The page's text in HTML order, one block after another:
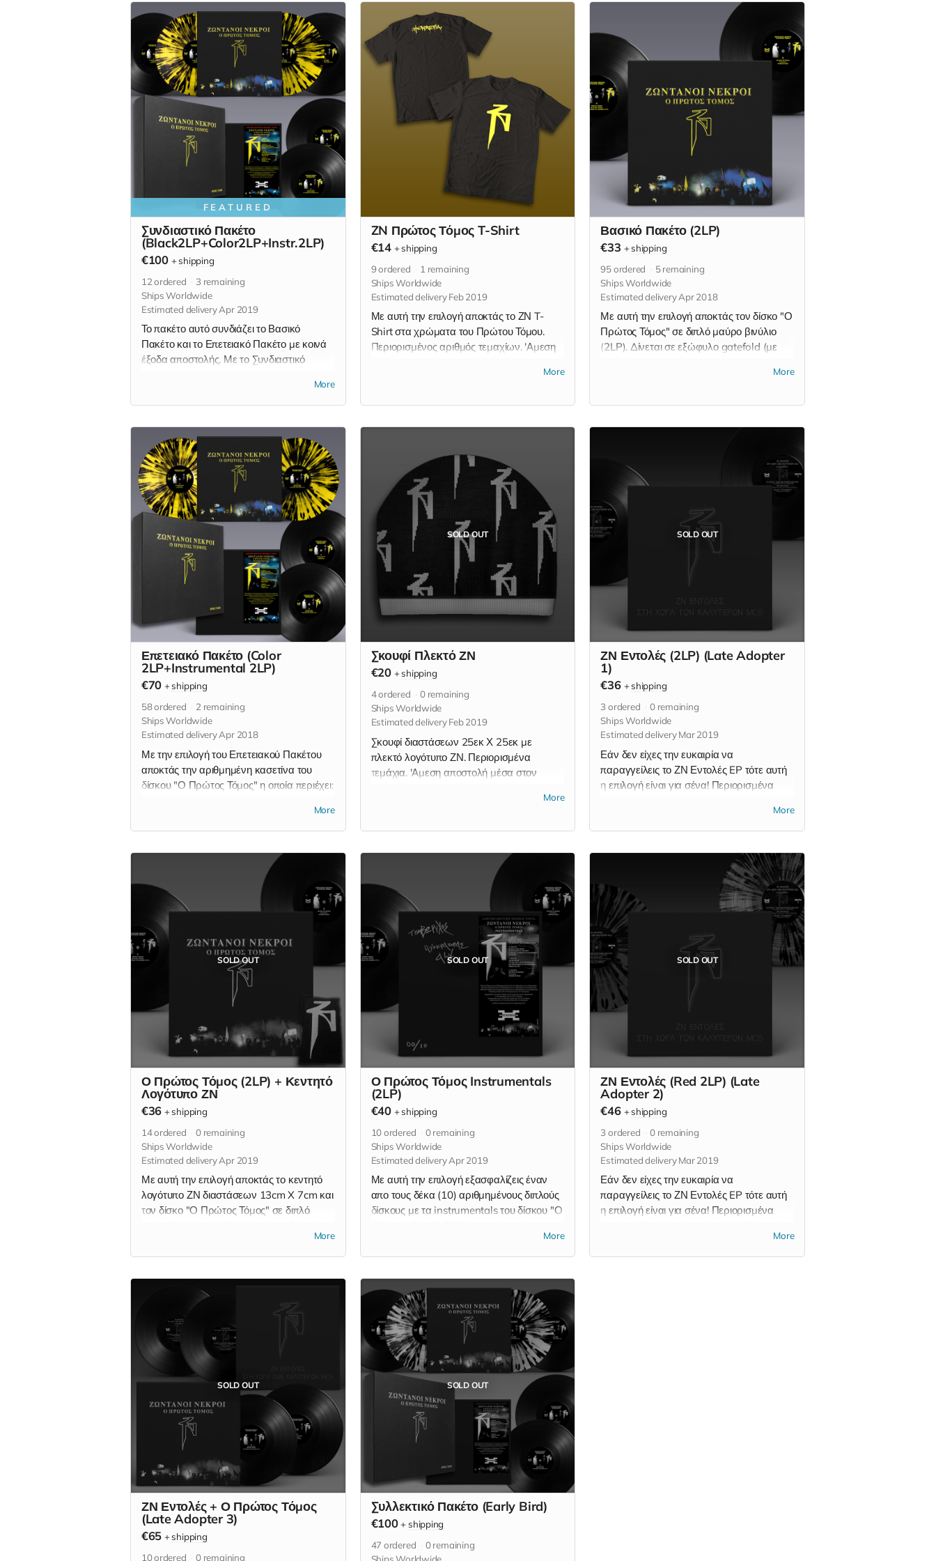
FEATURED
Συνδιαστικό Πακέτο
(Black2LP+Color2LP+Instr.2LP)
€100 +shipping
12ordered 3 remaining
Ships Worldwide
Estimated delivery Apr 2019
Το πακέτο αυτό συνδιάζει το Βασικό
Πακέτο και το Επετειακό Πακέτο με κοινά
έξοδα αποστολής. Με το Συνδιαστικό
"Ο Πρώτος Τόμος" (2LP) * Την αριθμημένη
επετειακή κασετίνα (που περιέχει τα
Πρώτος Τόμος" (2LP) * To μαύρο βινύλιο
"Ο Πρώτος Τόμος - Instrumentals" (2LP) *
Μαγνητάκι ΖΝ
More
ZN Πρώτος Τόμος T-Shirt
€14 +shipping
9ordered 1 remaining
Ships Worldwide
Estimated delivery Feb 2019
Με αυτή την επιλογή αποκτάς το ΖΝ T-
Shirt στα χρώματα του Πρώτου Τόμου.
Περιορισμένος αριθμός τεμαχίων. 'Αμεση
More
Βασικό Πακέτο (2LP)
€33 +shipping
95ordered 5remaining
Ships Worldwide
Estimated delivery Apr 2018
Με αυτή την επιλογή αποκτάς τον δίσκο "Ο
Πρώτος Τόμος" σε διπλό μαύρο βινύλιο
(2LP). Δίνεται σε εξώφυλο gatefold (με
More
Επετειακό Πακέτο (Color
2LP+Instrumental 2LP)
€70 +shipping
58ordered 2 remaining
Ships Worldwide
Estimated delivery Apr 2018
Με την επιλογή του Επετειακού Πακέτου
αποκτάς την αριθμημένη κασετίνα του
δίσκου "Ο Πρώτος Τόμος" η οποία περιέχει:
μαύρα σπλάτερς, "Ο Πρώτος Τόμος" (2LP)
* Το μαύρο βινύλιο "Ο Πρώτος Τόμος -
παραπάνω εκδοχές των βινυλίων
περιέχονται μόνο στην επετειακή
αριθμημένη κασετίνα και δεν θα τυπωθούν
ποτέ ξανά.
More
SOLD OUT
Σκουφί Πλεκτό ΖΝ
€20 +shipping
4ordered 0remaining
Ships Worldwide
Estimated delivery Feb 2019
Σκουφί διαστάσεων 25εκ Χ 25εκ με
πλεκτό λογότυπο ΖΝ. Περιορισμένα
τεμάχια. 'Αμεση αποστολή μέσα στον
More
SOLD OUT
ΖΝ Εντολές (2LP) (Late Adopter
1)
€36 +shipping
3 ordered 0remaining
Ships Worldwide
Estimated delivery Mar 2019
Εάν δεν είχες την ευκαιρία να
παραγγείλεις το ΖΝ Εντολές EP τότε αυτή
η επιλογή είναι για σένα! Περιορισμένα
ΖΝ Εντολές / Στη χώρα των καλύτερων
MCS (διπλό μαύρο βινύλιο) Άμεση
More
SOLD OUT
Ο Πρώτος Τόμος (2LP) + Κεντητό
Λογότυπο ΖΝ
€36 +shipping
14ordered 0remaining
Ships Worldwide
Estimated delivery Apr 2019
Με αυτή την επιλογή αποκτάς το κεντητό
λογότυπο ΖΝ διαστάσεων 13cm X 7cm και
τον δίσκο "Ο Πρώτος Τόμος" σε διπλό
gatefold (με σαλόνι) και εκτυπωμένα inner
sleeves (εσωτερικά βρακάκια).
More
SOLD OUT
Ο Πρώτος Τόμος Instrumentals
(2LP)
€40 +shipping
10ordered 0remaining
Ships Worldwide
Estimated delivery Apr 2019
Με αυτή την επιλογή εξασφαλίζεις έναν
απο τους δέκα (10) αριθμημένους διπλούς
δίσκους με τα instrumentals του δίσκου "Ο
'Ηχοκράτορας ALX", τους δυο υπεύθυνους
Θα τηρηθεί σειρά προτεραιότητας
ξεκινώντας από το 01/10 και φτάνοντας
στο 10/10. Η αριθμημένη εκδοχή του
δίσκου αυτού δίνεται αποκλειστικά μόνο με
αυτή την επιλογή και δεν θα είναι διαθέσιμη
πουθενά αλλού και ποτέ ξανά.
More
SOLD OUT
ΖΝ Εντολές (Red 2LP) (Late
Adopter 2)
€46 +shipping
3 ordered 0remaining
Ships Worldwide
Estimated delivery Mar 2019
Εάν δεν είχες την ευκαιρία να
παραγγείλεις το ΖΝ Εντολές EP τότε αυτή
η επιλογή είναι για σένα! Περιορισμένα
ΖΝ Εντολές / Στη χώρα των καλύτερων
MCS (διπλό κόκκινο σπλάτερ βινύλιο)
More
SOLD OUT
ΖΝ Εντολές + Ο Πρώτος Τόμος
(Late Adopter 3)
€65 +shipping
10ordered 0remaining
SOLD OUT
Συλλεκτικό Πακέτο (Early Bird)
€100 +shipping
47 ordered 0remaining